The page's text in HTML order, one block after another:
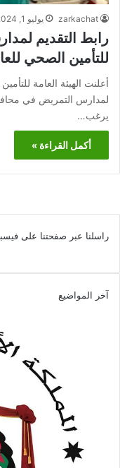
zarkachat يوليو 1, 2024
رابط التقديم
للتأمين الصحي للعام
أعلنت الهيئة العامة
لمدارس التمريض في محافظة
يرغب…
أكمل القراءة »
راسلنا عبر صفحتنا على
آخر المواضيع